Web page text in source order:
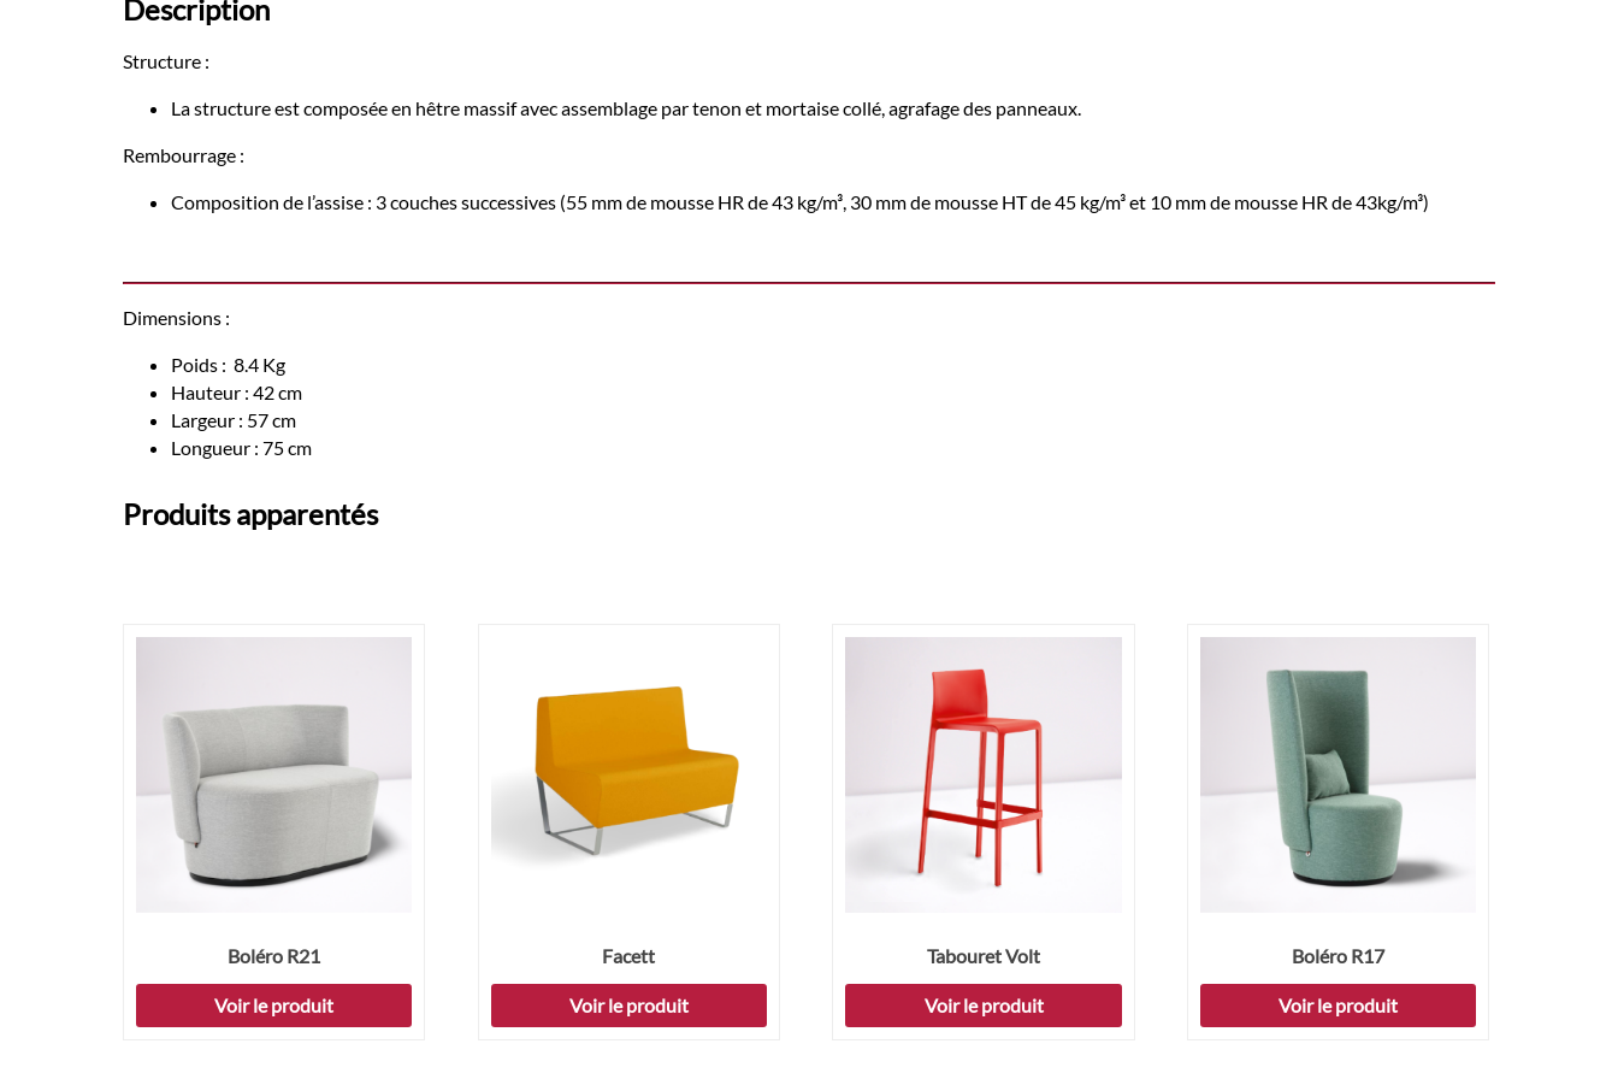
Description
Structure :
La structure est composée en hêtre massif avec assemblage par tenon et mortaise collé, agrafage des panneaux.
Rembourrage :
Composition de l’assise : 3 couches successives (55 mm de mousse HR de 43 kg/m³, 30 mm de mousse HT de 45 kg/m³ et 10 mm de mousse HR de 43kg/m³)
Dimensions :
Poids : 8.4 Kg
Hauteur : 42 cm
Largeur : 57 cm
Longueur : 75 cm
Produits apparentés
Boléro R21
Voir le produit
Facett
Voir le produit
Tabouret Volt
Voir le produit
Boléro R17
Voir le produit